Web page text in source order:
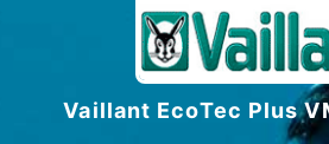
Vaillant EcoTec Plus